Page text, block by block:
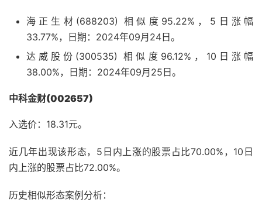
海正生材(688203) 相似度95.22%，5日涨幅
33.77%，日期：2024年09月24日。
达威股份(300535) 相似度96.12%，10日涨幅
38.00%，日期：2024年09月25日。
中科金财(002657)
入选价：18.31元。
近几年出现该形态，5日内上涨的股票占比70.00%，10日
内上涨的股票占比72.00%。
历史相似形态案例分析：